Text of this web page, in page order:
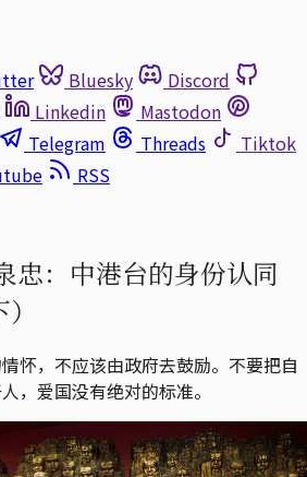
Bluesky
Discord
Linkedin
Mastodon
Telegram Threads
Tiktok
RSS
忠：中港台的身份认同
怀，不应该由政府去鼓励。不要把自
，爱国没有绝对的标准。